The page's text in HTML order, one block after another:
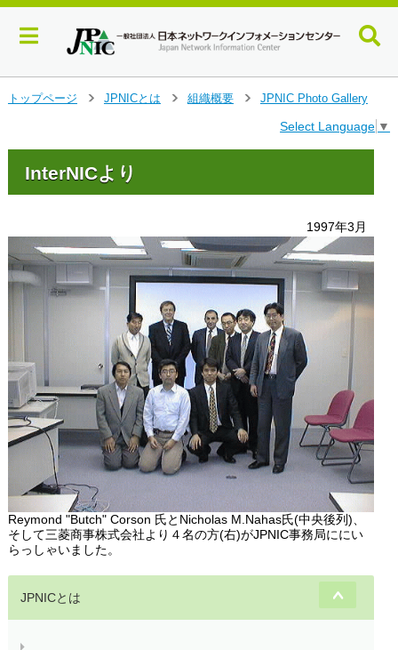
コ
へ
ジ
ャ
ン
す
トップページ
JPNICとは
組織概要
JPNIC Photo Gallery
Select Language ▼
InterNICより
1997年3月
Reymond "Butch" Corson 氏とNicholas M.Nahas氏(中央後列)、
そして三菱商事株式会社より４名の方(右)がJPNIC事務局ににい
らっしゃいました。
JPNICとは